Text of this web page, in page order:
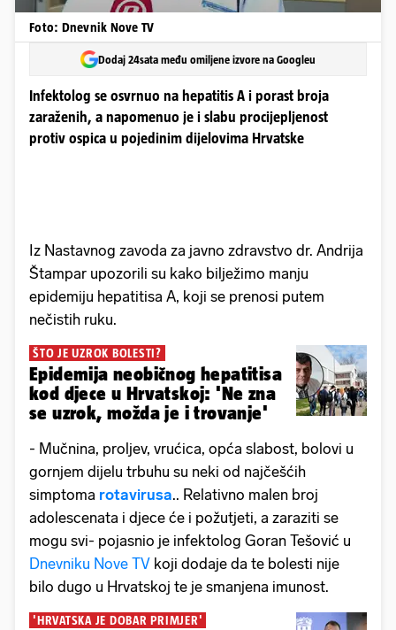
Foto: Dnevnik Nove TV
Dodaj 24sata među omiljene izvore na Googleu
Infektolog se osvrnuo na hepatitis A i porast broja
zaraženih, a napomenuo je i slabu procijepljenost
protiv ospica u pojedinim dijelovima Hrvatske
Iz Nastavnog zavoda za javno zdravstvo dr. Andrija
Štampar upozorili su kako bilježimo manju
epidemiju hepatitisa A, koji se prenosi putem
nečistih ruku.
ŠTO JE UZROK BOLESTI?
Epidemija neobičnog hepatitisa
kod djece u Hrvatskoj: 'Ne zna
se uzrok, možda je i trovanje'
- Mučnina, proljev, vrućica, opća slabost, bolovi u
gornjem dijelu trbuhu su neki od najčešćih
simptoma rotavirusa.. Relativno malen broj
adolescenata i djece će i požutjeti, a zaraziti se
mogu svi- pojasnio je infektolog Goran Tešović u
Dnevniku Nove TV koji dodaje da te bolesti nije
bilo dugo u Hrvatskoj te je smanjena imunost.
'HRVATSKA JE DOBAR PRIMJER'